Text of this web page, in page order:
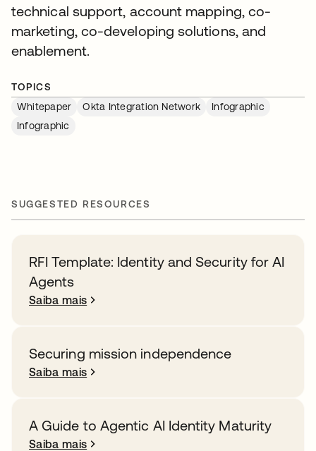
technical support, account mapping, co-
marketing, co-developing solutions, and
enablement.
TOPICS
Whitepaper
Okta Integration Network
Infographic
Infographic
SUGGESTED RESOURCES
RFI Template: Identity and Security for AI
Agents
Saiba mais
Securing mission independence
Saiba mais
A Guide to Agentic AI Identity Maturity
Saiba mais